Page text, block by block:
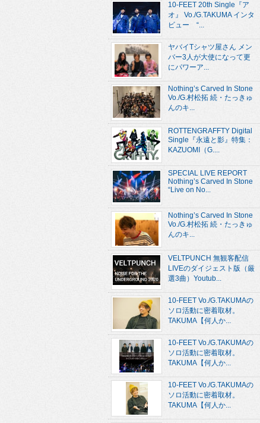
10-FEET 20th Single『ア
オ』 Vo./G.TAKUMA インタ
ビュー “...
ヤバイTシャツ屋さん メン
バー3人が大使になって更
にパワーア...
Nothing’s Carved In Stone
Vo./G.村松拓 続・たっきゅ
んのキ...
ROTTENGRAFFTY Digital
Single『永遠と影』特集：
KAZUOMI（G....
SPECIAL LIVE REPORT
Nothing’s Carved In Stone
“Live on No...
Nothing’s Carved In Stone
Vo./G.村松拓 続・たっきゅ
んのキ...
VELTPUNCH 無観客配信
LIVEのダイジェスト版（厳
選3曲）Youtub...
10-FEET Vo./G.TAKUMAの
ソロ活動に密着取材。
TAKUMA【何人か...
10-FEET Vo./G.TAKUMAの
ソロ活動に密着取材。
TAKUMA【何人か...
10-FEET Vo./G.TAKUMAの
ソロ活動に密着取材。
TAKUMA【何人か...